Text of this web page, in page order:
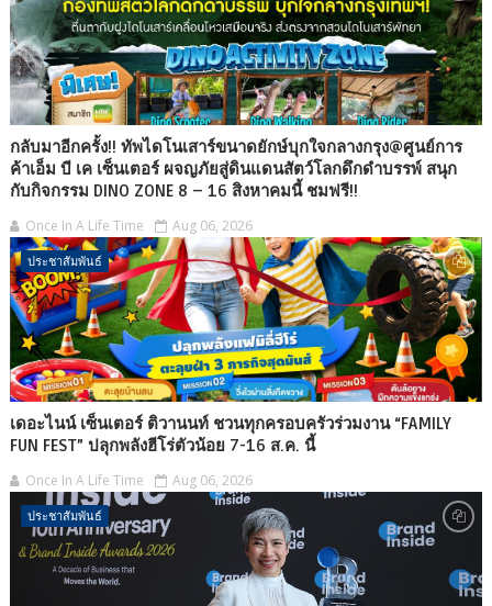
กลับมาอีกครั้ง!! ทัพไดโนเสาร์ขนาดยักษ์บุกใจกลางกรุง@ศูนย์การ
ค้าเอ็ม บี เค เซ็นเตอร์ ผจญภัยสู่ดินแดนสัตว์โลกดึกดำบรรพ์ สนุก
กับกิจกรรม DINO ZONE 8 – 16 สิงหาคมนี้ ชมฟรี!!
Once In A Life Time Aug 06, 2026
ประชาสัมพันธ์
เดอะไนน์ เซ็นเตอร์ ติวานนท์ ชวนทุกครอบครัวร่วมงาน “FAMILY
FUN FEST” ปลุกพลังฮีโร่ตัวน้อย 7-16 ส.ค. นี้
Once In A Life Time Aug 06, 2026
ประชาสัมพันธ์